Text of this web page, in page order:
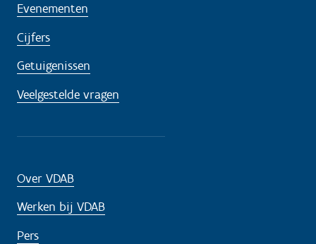
Evenementen
Cijfers
Getuigenissen
Veelgestelde vragen
Over VDAB
Werken bij VDAB
Pers